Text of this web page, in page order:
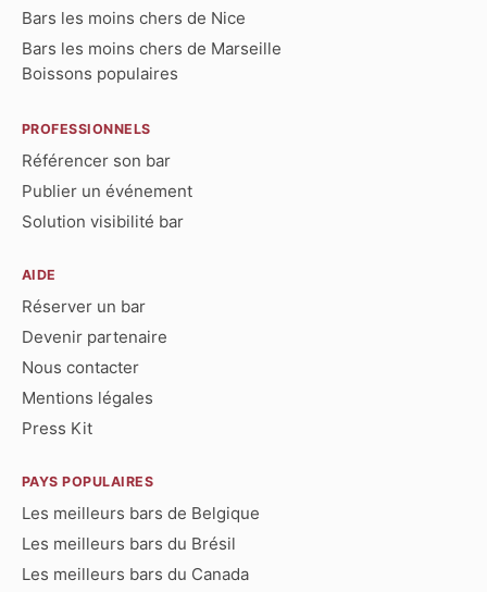
Bars les moins chers de Nice
Bars les moins chers de Marseille
Boissons populaires
PROFESSIONNELS
Référencer son bar
Publier un événement
Solution visibilité bar
AIDE
Réserver un bar
Devenir partenaire
Nous contacter
Mentions légales
Press Kit
PAYS POPULAIRES
Les meilleurs bars de Belgique
Les meilleurs bars du Brésil
Les meilleurs bars du Canada